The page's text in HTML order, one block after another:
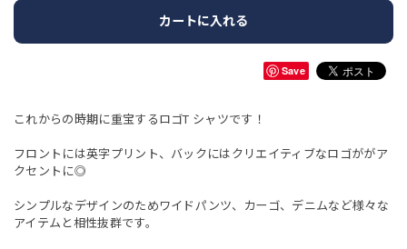
カートに入れる
Save
これからの時期に重宝するロゴT シャツです！
フロントには英字プリント、バックにはクリエイティブなロゴががア
クセントに◎
シンプルなデザインのためワイドパンツ、カーゴ、デニムなど様々な
アイテムと相性抜群です。